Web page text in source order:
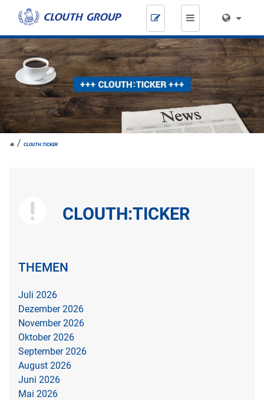
Zum
Inhalt
springen
HOME
CLOUTH:TICKER
CLOUTH:TICKER
THEMEN
Juli 2026
Dezember 2026
November 2026
Oktober 2026
September 2026
August 2026
Juni 2026
Mai 2026